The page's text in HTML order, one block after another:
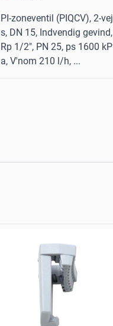
PI-zoneventil (PIQCV), 2-vej
s, DN 15, Indvendig gevind,
Rp 1/2", PN 25, ps 1600 kP
a, V'nom 210 l/h, ...